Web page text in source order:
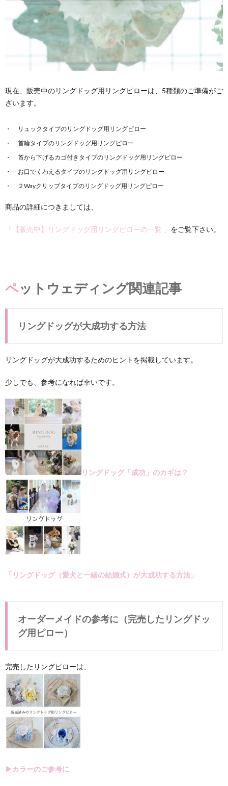
現在、販売中のリングドッグ用リングピローは、5種類のご準備がご
ざいます。
リュックタイプのリングドッグ用リングピロー
首輪タイプのリングドッグ用リングピロー
首から下げるカゴ付きタイプのリングドッグ用リングピロー
お口でくわえるタイプのリングドッグ用リングピロー
２Wayクリップタイプのリングドッグ用リングピロー
商品の詳細につきましては、
「【販売中】リングドッグ用リングピローの一覧 」 をご覧下さい。
ペットウェディング関連記事
リングドッグが大成功する方法
リングドッグが大成功するためのヒントを掲載しています。
少しでも、参考になれば幸いです。
リングドッグ「成功」のカギは？
「リングドッグ（愛犬と一緒の結婚式）が大成功する方法」
オーダーメイドの参考に（完売したリングドッ
グ用ピロー）
完売したリングピローは、
▶カラーのご参考に